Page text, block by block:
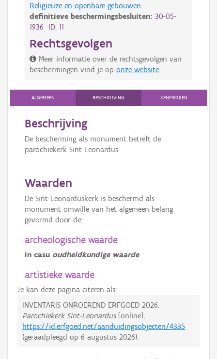
Religieuze en openbare gebouwen
definitieve beschermingsbesluiten: 30-05-
1936 ID: 11
Rechtsgevolgen
Meer informatie over de rechtsgevolgen van
beschermingen vind je op onze website
ALGEMEEN BESCHRIJVING KENMERKEN
Beschrijving
De bescherming als monument betreft de
parochiekerk Sint-Leonardus.
Waarden
De Sint-Leonarduskerk is beschermd als
monument omwille van het algemeen belang
gevormd door de:
archeologische waarde
in casu oudheidkundige waarde
artistieke waarde
Je kan deze pagina citeren als:
INVENTARIS ONROEREND ERFGOED 2026:
Parochiekerk Sint-Leonardus[online],
https://id.erfgoed.net/aanduidingsobjecten/4335
(geraadpleegd op 6 augustus 2026).